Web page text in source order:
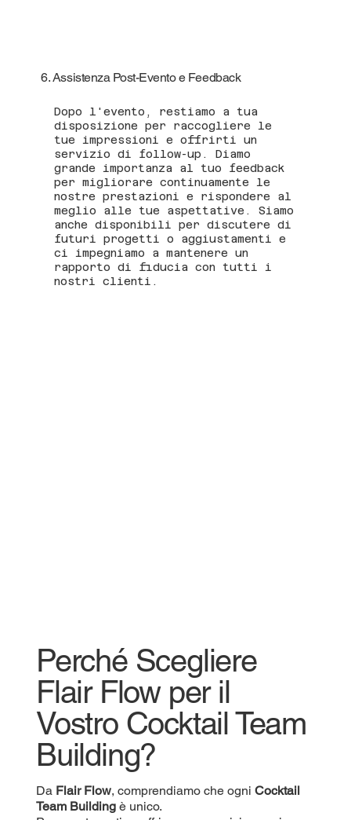
6. Assistenza Post-Evento e Feedback
Dopo l'evento, restiamo a tua
disposizione per raccogliere le
tue impressioni e offrirti un
servizio di follow-up. Diamo
grande importanza al tuo feedback
per migliorare continuamente le
nostre prestazioni e rispondere al
meglio alle tue aspettative. Siamo
anche disponibili per discutere di
futuri progetti o aggiustamenti e
ci impegniamo a mantenere un
rapporto di fiducia con tutti i
nostri clienti.
Perché Scegliere
Flair Flow per il
Vostro Cocktail Team
Building?
Da Flair Flow, comprendiamo che ogni Cocktail
Team Buildingè unico.